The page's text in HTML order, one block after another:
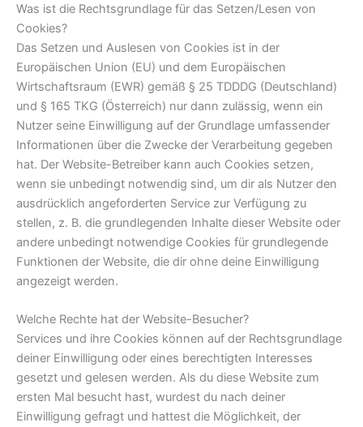
Was ist die Rechtsgrundlage für das Setzen/Lesen von
Cookies?
Das Setzen und Auslesen von Cookies ist in der
Europäischen Union (EU) und dem Europäischen
Wirtschaftsraum (EWR) gemäß § 25 TDDDG (Deutschland)
und § 165 TKG (Österreich) nur dann zulässig, wenn ein
Nutzer seine Einwilligung auf der Grundlage umfassender
Informationen über die Zwecke der Verarbeitung gegeben
hat. Der Website-Betreiber kann auch Cookies setzen,
wenn sie unbedingt notwendig sind, um dir als Nutzer den
ausdrücklich angeforderten Service zur Verfügung zu
stellen, z. B. die grundlegenden Inhalte dieser Website oder
andere unbedingt notwendige Cookies für grundlegende
Funktionen der Website, die dir ohne deine Einwilligung
angezeigt werden.
Welche Rechte hat der Website-Besucher?
Services und ihre Cookies können auf der Rechtsgrundlage
deiner Einwilligung oder eines berechtigten Interesses
gesetzt und gelesen werden. Als du diese Website zum
ersten Mal besucht hast, wurdest du nach deiner
Einwilligung gefragt und hattest die Möglichkeit, der